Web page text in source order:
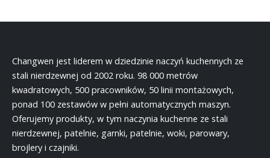
Changwen jest liderem w dziedzinie naczyń kuchennych ze
stali nierdzewnej od 2002 roku. 98 000 metrów
kwadratowych, 500 pracowników, 50 linii montażowych,
ponad 100 zestawów w pełni automatycznych maszyn.
Oferujemy produkty, w tym naczynia kuchenne ze stali
nierdzewnej, patelnie, garnki, patelnie, woki, parowary,
brojlery i czajniki.